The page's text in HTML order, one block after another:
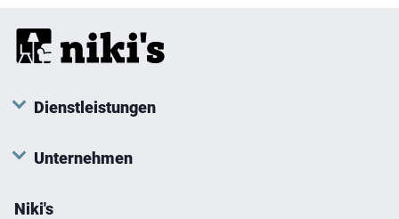
Dienstleistungen
Unternehmen
Niki's